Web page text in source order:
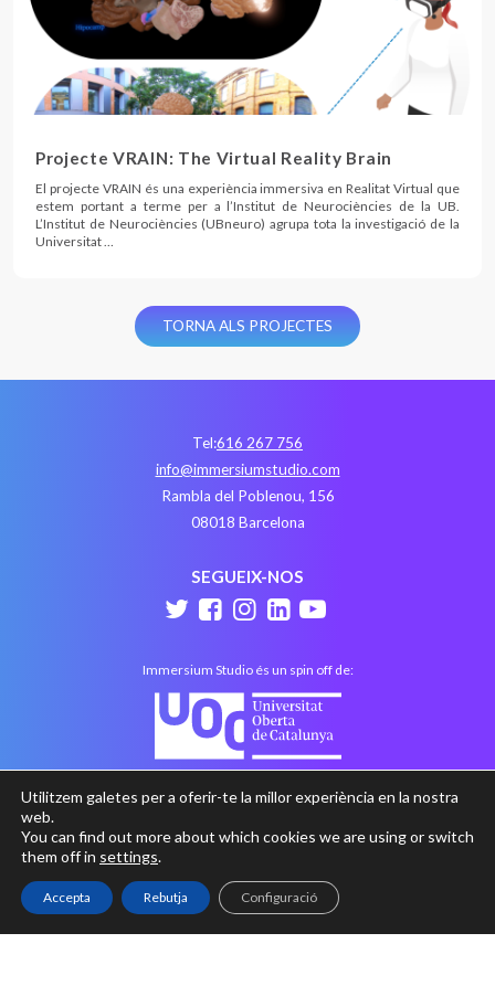
Projecte VRAIN: The Virtual Reality Brain
El projecte VRAIN és una experiència immersiva en Realitat Virtual que
estem portant a terme per a l’Institut de Neurociències de la UB.
L’Institut de Neurociències (UBneuro) agrupa tota la investigació de la
Universitat …
TORNA ALS PROJECTES
Tel:616 267 756
info@immersiumstudio.com
Rambla del Poblenou, 156
08018 Barcelona
SEGUEIX-NOS
Immersium Studio és un spin off de:
Avís legal Política de privacitat Política de cookies
Utilitzem galetes per a oferir-te la millor experiència en la nostra
web.
You can find out more about which cookies we are using or switch
them off in settings.
Accepta Rebutja Configuració